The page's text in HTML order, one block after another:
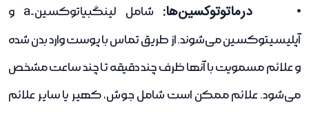
• درماتوتوکسین‌ها:
شامل لینگبیاتوکسین-a و
آپلیسیتوکسین می‌شوند. از طریق تماس با پوست وارد بدن شده
و علائم مسمویت با آنها ظرف چند دقیقه تا چند ساعت مشخص
می‌شود. علائم ممکن است شامل جوش، کهیر یا سایر علائم